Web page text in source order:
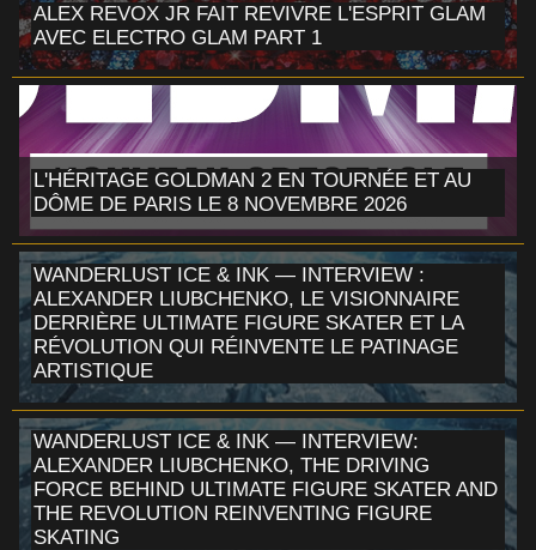
ALEX REVOX JR FAIT REVIVRE L'ESPRIT GLAM
AVEC ELECTRO GLAM PART 1
L'HÉRITAGE GOLDMAN 2 EN TOURNÉE ET AU
DÔME DE PARIS LE 8 NOVEMBRE 2026
WANDERLUST ICE & INK — INTERVIEW :
ALEXANDER LIUBCHENKO, LE VISIONNAIRE
DERRIÈRE ULTIMATE FIGURE SKATER ET LA
RÉVOLUTION QUI RÉINVENTE LE PATINAGE
ARTISTIQUE
WANDERLUST ICE & INK — INTERVIEW:
ALEXANDER LIUBCHENKO, THE DRIVING
FORCE BEHIND ULTIMATE FIGURE SKATER AND
THE REVOLUTION REINVENTING FIGURE
SKATING